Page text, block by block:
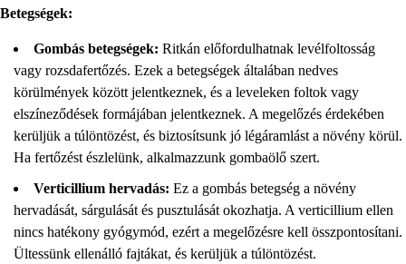
Betegségek:
Gombás betegségek: Ritkán előfordulhatnak levélfoltosság
vagy rozsdafertőzés. Ezek a betegségek általában nedves
körülmények között jelentkeznek, és a leveleken foltok vagy
elszíneződések formájában jelentkeznek. A megelőzés érdekében
kerüljük a túlöntözést, és biztosítsunk jó légáramlást a növény körül.
Ha fertőzést észlelünk, alkalmazzunk gombaölő szert.
Verticillium hervadás: Ez a gombás betegség a növény
hervadását, sárgulását és pusztulását okozhatja. A verticillium ellen
nincs hatékony gyógymód, ezért a megelőzésre kell összpontosítani.
Ültessünk ellenálló fajtákat, és kerüljük a túlöntözést.